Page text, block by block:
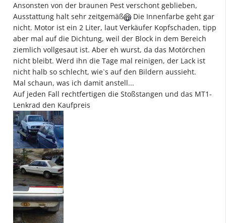
Ansonsten von der braunen Pest verschont geblieben,
Ausstattung halt sehr zeitgemäß
Die Innenfarbe geht gar
nicht. Motor ist ein 2 Liter, laut Verkäufer Kopfschaden, tipp
aber mal auf die Dichtung, weil der Block in dem Bereich
ziemlich vollgesaut ist. Aber eh wurst, da das Motörchen
nicht bleibt. Werd ihn die Tage mal reinigen, der Lack ist
nicht halb so schlecht, wie`s auf den Bildern aussieht.
Mal schaun, was ich damit anstell...
Auf jeden Fall rechtfertigen die Stoßstangen und das MT1-
Lenkrad den Kaufpreis